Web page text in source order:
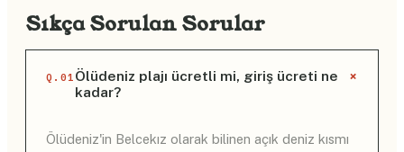
Sıkça Sorulan Sorular
Q.01 Ölüdeniz plajı ücretli mi, giriş ücreti ne
kadar?
+
Ölüdeniz'in Belcekız olarak bilinen açık deniz kısmı